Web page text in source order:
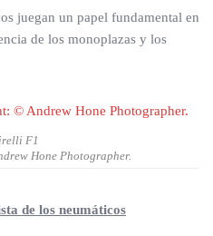
juegan un papel fundamental en
de los monoplazas y los
F1
Hone Photographer.
de los neumáticos